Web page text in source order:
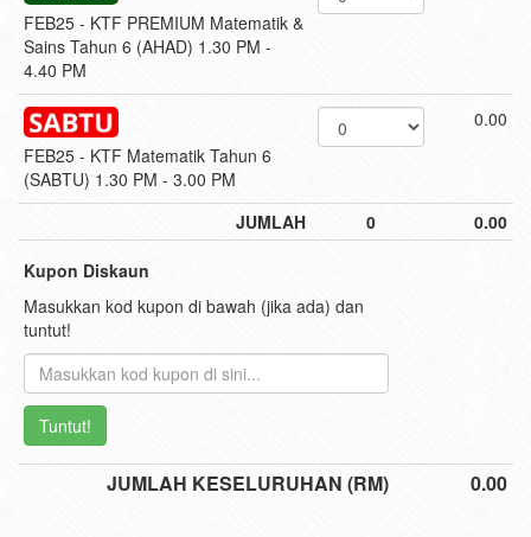
FEB25 - KTF PREMIUM Matematik &
Sains Tahun 6 (AHAD) 1.30 PM -
4.40 PM
FEB25 - KTF Matematik Tahun 6
(SABTU) 1.30 PM - 3.00 PM
0.00
JUMLAH 0 0.00
Kupon Diskaun
Masukkan kod kupon di bawah (jika ada) dan
tuntut!
Tuntut!
JUMLAH KESELURUHAN (RM) 0.00